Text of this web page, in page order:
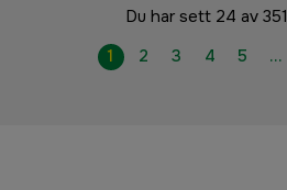
Du har sett 24 av
1
2 3 4 5 …